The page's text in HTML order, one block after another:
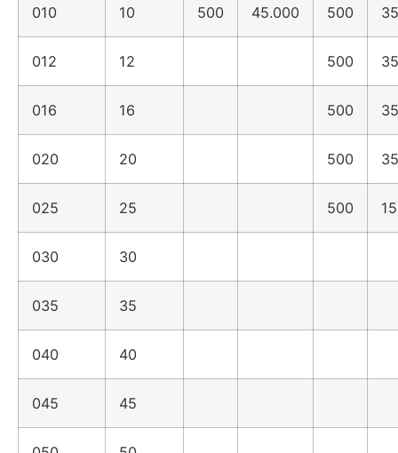
010 10 500 45.000 500
012 12 500
016 16 500
020 20 500
025 25 500
030 30
035 35
040 40
045 45